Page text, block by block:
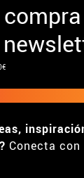
Conecta